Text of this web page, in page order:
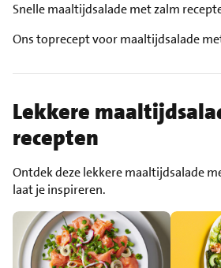
Snelle maaltijdsalade met zalm
Ons toprecept voor maaltijdsalade
Lekkere
recepten
Ontdek deze lekkere maaltijdsalade
laat je inspireren.